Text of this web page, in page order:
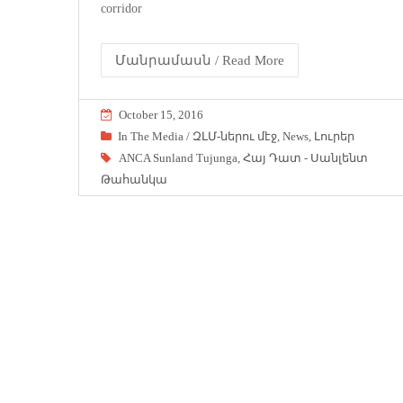
corridor
Մանրամասն / Read More
October 15, 2016
In The Media / ԶԼՄ-ներու մէջ News Լուրեր
ANCA Sunland Tujunga Հայ Դատ - Սանլենտ
Թահանկա